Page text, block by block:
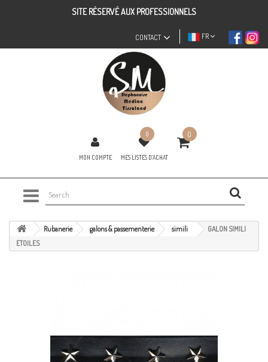
SITE RÉSERVÉ AUX PROFESSIONNELS
FR
CONTACT
MON COMPTE
0
MES LISTES D'ACHAT
0
Rubanerie galons & passementerie simili
GALON SIMILI
ETOILES